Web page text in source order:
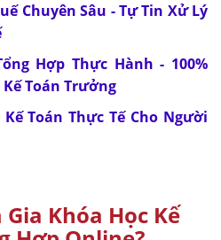
Chuyên Sâu - Tự Tin Xử Lý
Hợp Thực Hành - 100%
Toán Trưởng
Toán Thực Tế Cho Người
Khóa Học Kế